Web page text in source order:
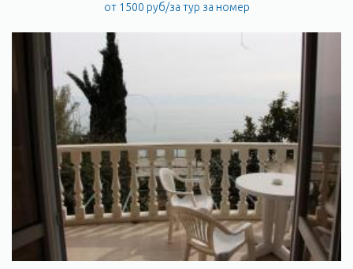
от 1500 руб/за тур за номер